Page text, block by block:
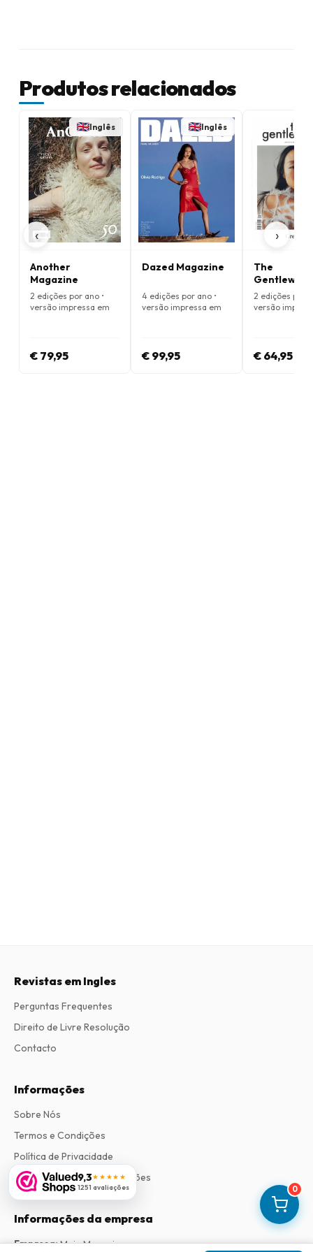
0
Produtos relacionados
‹
Inglês
Another
Magazine
2 edições por ano •
versão impressa em
€ 79,95
Inglês
Dazed Magazine
4 edições por ano •
versão impressa em
€ 99,95
The
Magazine
2 edições por
versão
€ 64,95
›
9,3★★★★★
1251 avaliações
Revistas em Ingles
Perguntas Frequentes
Direito de Livre Resolução
Contacto
Informações
Sobre Nós
Termos e Condições
Política de Privacidade
Procedimento de Reclamações
Informações da empresa
Empresa:Maja Magazines